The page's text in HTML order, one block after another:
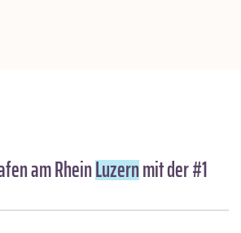
am RheinLuzernmit der #1